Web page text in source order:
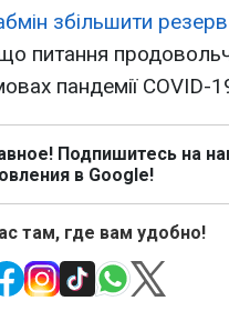
збільшити резерв
питання
пандемії COVID-
Подпишитесь на
в Google!
там, где вам удобно!